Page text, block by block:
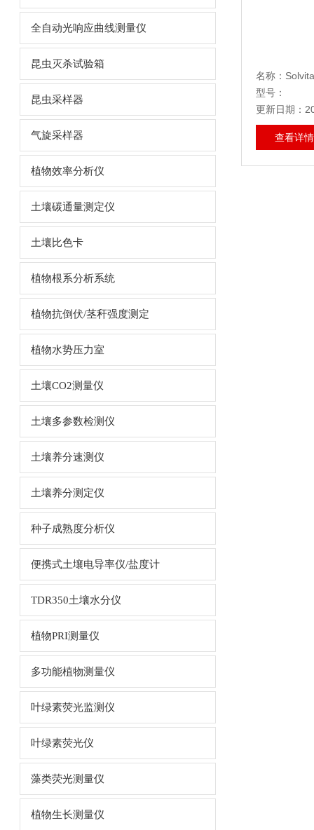
全自动光响应曲线测量仪
昆虫灭杀试验箱
昆虫采样器
气旋采样器
植物效率分析仪
土壤碳通量测定仪
土壤比色卡
植物根系分析系统
植物抗倒伏/茎秆强度测定
植物水势压力室
土壤CO2测量仪
土壤多参数检测仪
土壤养分速测仪
土壤养分测定仪
种子成熟度分析仪
便携式土壤电导率仪/盐度计
TDR350土壤水分仪
植物PRI测量仪
多功能植物测量仪
叶绿素荧光监测仪
叶绿素荧光仪
藻类荧光测量仪
植物生长测量仪
型号：
更新日期：
查看详情